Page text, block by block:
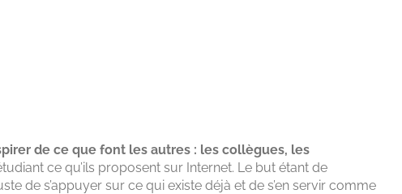
de ce que font les autres : les collègues, les
ce qu’ils proposent sur Internet. Le but étant de
de s’appuyer sur ce qui existe déjà et de s’en servir comme